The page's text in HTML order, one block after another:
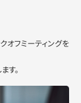
オフミーティングを
す。